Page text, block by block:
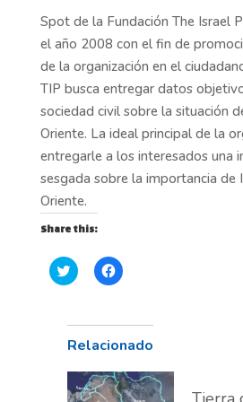
Spot de la Fundación The Israel
el año 2008 con el fin de
de la organización en el
TIP busca entregar datos
sociedad civil sobre la situación
Oriente. La ideal principal de la
entregarle a los interesados una
sesgada sobre la importancia de
Oriente.
Share this:
H
a
i
c
p
r
a
c
H
a
i
p
r
a
c
Relacionado